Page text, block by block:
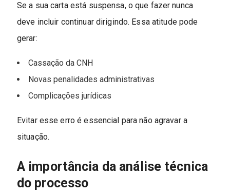
Se a sua carta está suspensa, o que fazer nunca
deve incluir continuar dirigindo. Essa atitude pode
gerar:
Cassação da CNH
Novas penalidades administrativas
Complicações jurídicas
Evitar esse erro é essencial para não agravar a
situação.
A importância da análise técnica
do processo